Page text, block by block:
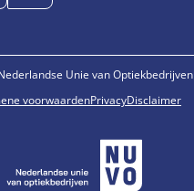
Unie van Optiekbedrijven
voorwaardenPrivacyDisclaimer